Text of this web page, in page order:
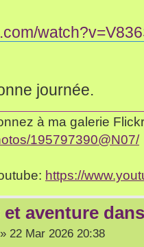
journée.
à ma galerie
195797390@N07/
https://
aventure
» 22 Mar 2026 20:38